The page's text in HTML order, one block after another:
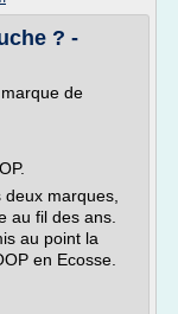
? -
de
marques,
au fil des ans.
au point la
en Ecosse.